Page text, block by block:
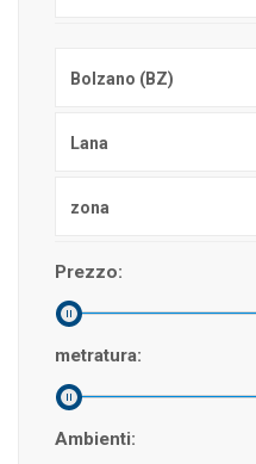
Bolzano (BZ)
Lana
zona
Prezzo:
metratura:
Ambienti: